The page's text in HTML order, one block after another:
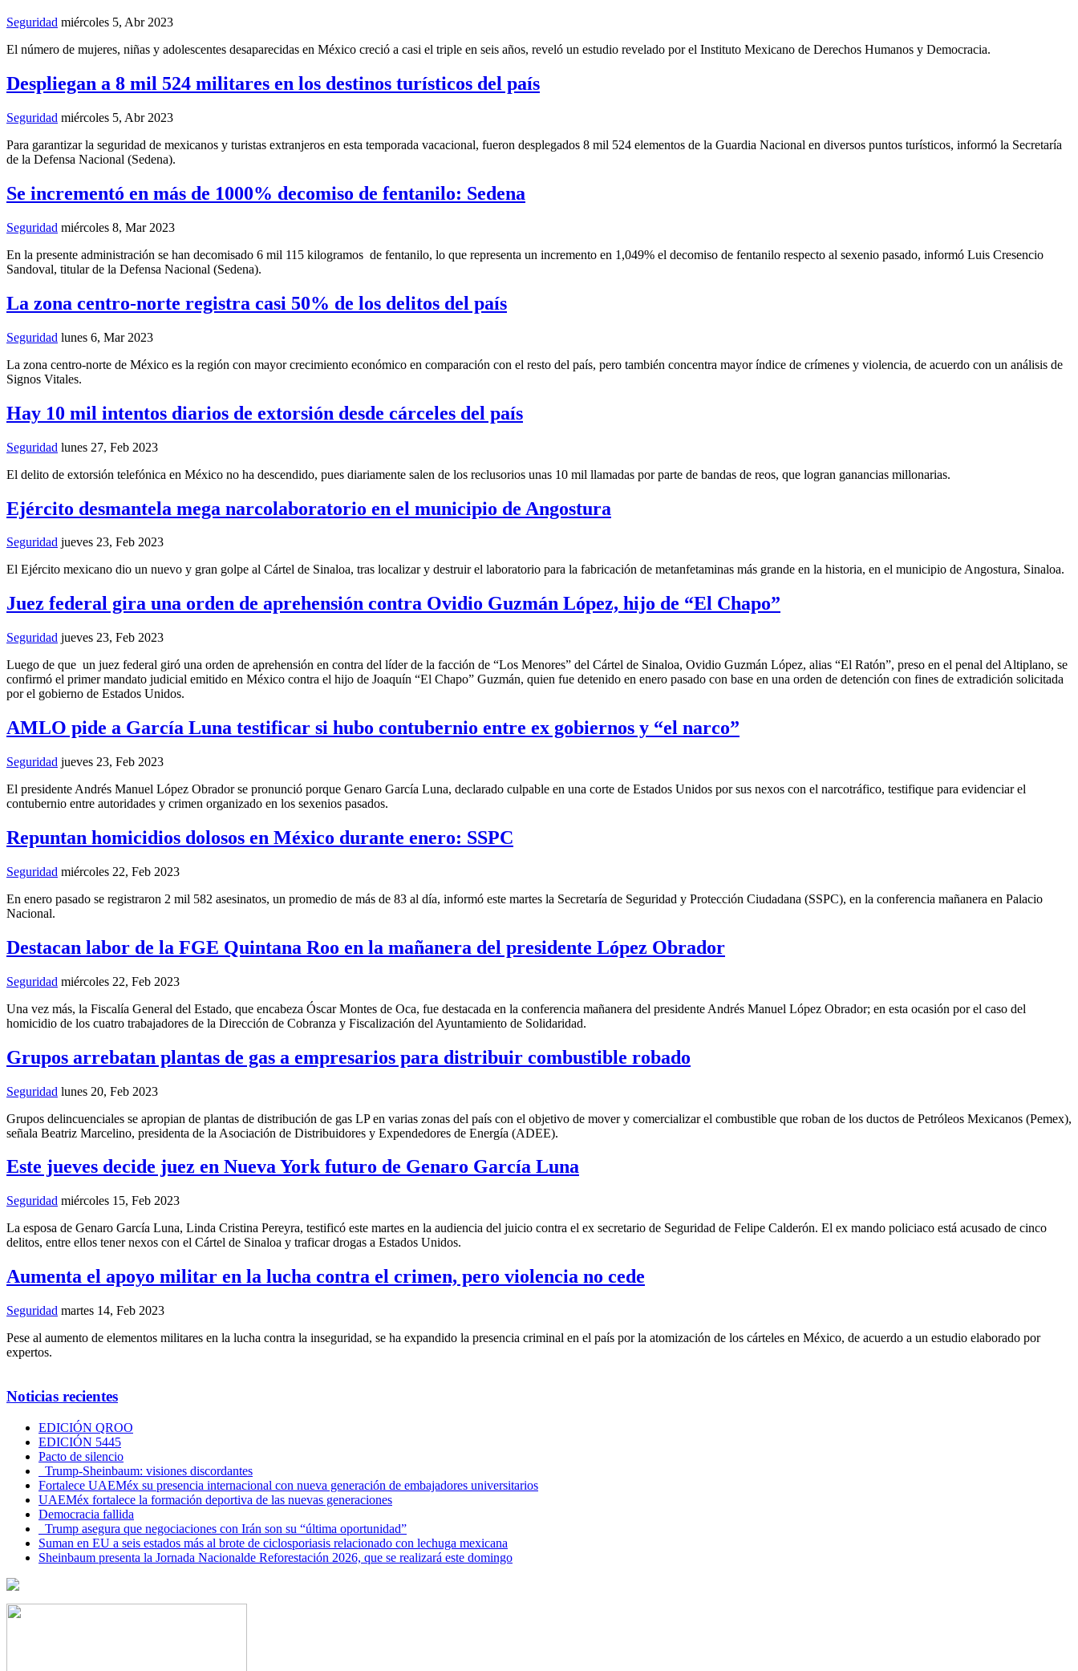
Seguridad miércoles 5, Abr 2023
El número de mujeres, niñas y adolescentes desaparecidas en México creció a casi el triple en seis años, reveló un estudio revelado por el Instituto Mexicano de Derechos Humanos y Democracia.
Despliegan a 8 mil 524 militares en los destinos turísticos del país
Seguridad miércoles 5, Abr 2023
Para garantizar la seguridad de mexicanos y turistas extranjeros en esta temporada vacacional, fueron desplegados 8 mil 524 elementos de la Guardia Nacional en diversos puntos turísticos, informó la Secretaría
de la Defensa Nacional (Sedena).
Se incrementó en más de 1000% decomiso de fentanilo: Sedena
Seguridad miércoles 8, Mar 2023
En la presente administración se han decomisado 6 mil 115 kilogramos de fentanilo, lo que representa un incremento en 1,049% el decomiso de fentanilo respecto al sexenio pasado, informó Luis Cresencio
Sandoval, titular de la Defensa Nacional (Sedena).
La zona centro-norte registra casi 50% de los delitos del país
Seguridad lunes 6, Mar 2023
La zona centro-norte de México es la región con mayor crecimiento económico en comparación con el resto del país, pero también concentra mayor índice de crímenes y violencia, de acuerdo con un análisis de
Signos Vitales.
Hay 10 mil intentos diarios de extorsión desde cárceles del país
Seguridad lunes 27, Feb 2023
El delito de extorsión telefónica en México no ha descendido, pues diariamente salen de los reclusorios unas 10 mil llamadas por parte de bandas de reos, que logran ganancias millonarias.
Ejército desmantela mega narcolaboratorio en el municipio de Angostura
Seguridad jueves 23, Feb 2023
El Ejército mexicano dio un nuevo y gran golpe al Cártel de Sinaloa, tras localizar y destruir el laboratorio para la fabricación de metanfetaminas más grande en la historia, en el municipio de Angostura, Sinaloa.
Juez federal gira una orden de aprehensión contra Ovidio Guzmán López, hijo de “El Chapo”
Seguridad jueves 23, Feb 2023
Luego de que un juez federal giró una orden de aprehensión en contra del líder de la facción de “Los Menores” del Cártel de Sinaloa, Ovidio Guzmán López, alias “El Ratón”, preso en el penal del Altiplano, se
confirmó el primer mandato judicial emitido en México contra el hijo de Joaquín “El Chapo” Guzmán, quien fue detenido en enero pasado con base en una orden de detención con fines de extradición solicitada
por el gobierno de Estados Unidos.
AMLO pide a García Luna testificar si hubo contubernio entre ex gobiernos y “el narco”
Seguridad jueves 23, Feb 2023
El presidente Andrés Manuel López Obrador se pronunció porque Genaro García Luna, declarado culpable en una corte de Estados Unidos por sus nexos con el narcotráfico, testifique para evidenciar el
contubernio entre autoridades y crimen organizado en los sexenios pasados.
Repuntan homicidios dolosos en México durante enero: SSPC
Seguridad miércoles 22, Feb 2023
En enero pasado se registraron 2 mil 582 asesinatos, un promedio de más de 83 al día, informó este martes la Secretaría de Seguridad y Protección Ciudadana (SSPC), en la conferencia mañanera en Palacio
Nacional.
Destacan labor de la FGE Quintana Roo en la mañanera del presidente López Obrador
Seguridad miércoles 22, Feb 2023
Una vez más, la Fiscalía General del Estado, que encabeza Óscar Montes de Oca, fue destacada en la conferencia mañanera del presidente Andrés Manuel López Obrador; en esta ocasión por el caso del
homicidio de los cuatro trabajadores de la Dirección de Cobranza y Fiscalización del Ayuntamiento de Solidaridad.
Grupos arrebatan plantas de gas a empresarios para distribuir combustible robado
Seguridad lunes 20, Feb 2023
Grupos delincuenciales se apropian de plantas de distribución de gas LP en varias zonas del país con el objetivo de mover y comercializar el combustible que roban de los ductos de Petróleos Mexicanos (Pemex),
señala Beatriz Marcelino, presidenta de la Asociación de Distribuidores y Expendedores de Energía (ADEE).
Este jueves decide juez en Nueva York futuro de Genaro García Luna
Seguridad miércoles 15, Feb 2023
La esposa de Genaro García Luna, Linda Cristina Pereyra, testificó este martes en la audiencia del juicio contra el ex secretario de Seguridad de Felipe Calderón. El ex mando policiaco está acusado de cinco
delitos, entre ellos tener nexos con el Cártel de Sinaloa y traficar drogas a Estados Unidos.
Aumenta el apoyo militar en la lucha contra el crimen, pero violencia no cede
Seguridad martes 14, Feb 2023
Pese al aumento de elementos militares en la lucha contra la inseguridad, se ha expandido la presencia criminal en el país por la atomización de los cárteles en México, de acuerdo a un estudio elaborado por
expertos.
Noticias recientes
EDICIÓN QROO
EDICIÓN 5445
Pacto de silencio
Trump-Sheinbaum: visiones discordantes
Fortalece UAEMéx su presencia internacional con nueva generación de embajadores universitarios
UAEMéx fortalece la formación deportiva de las nuevas generaciones
Democracia fallida
Trump asegura que negociaciones con Irán son su “última oportunidad”
Suman en EU a seis estados más al brote de ciclosporiasis relacionado con lechuga mexicana
Sheinbaum presenta la Jornada Nacionalde Reforestación 2026, que se realizará este domingo